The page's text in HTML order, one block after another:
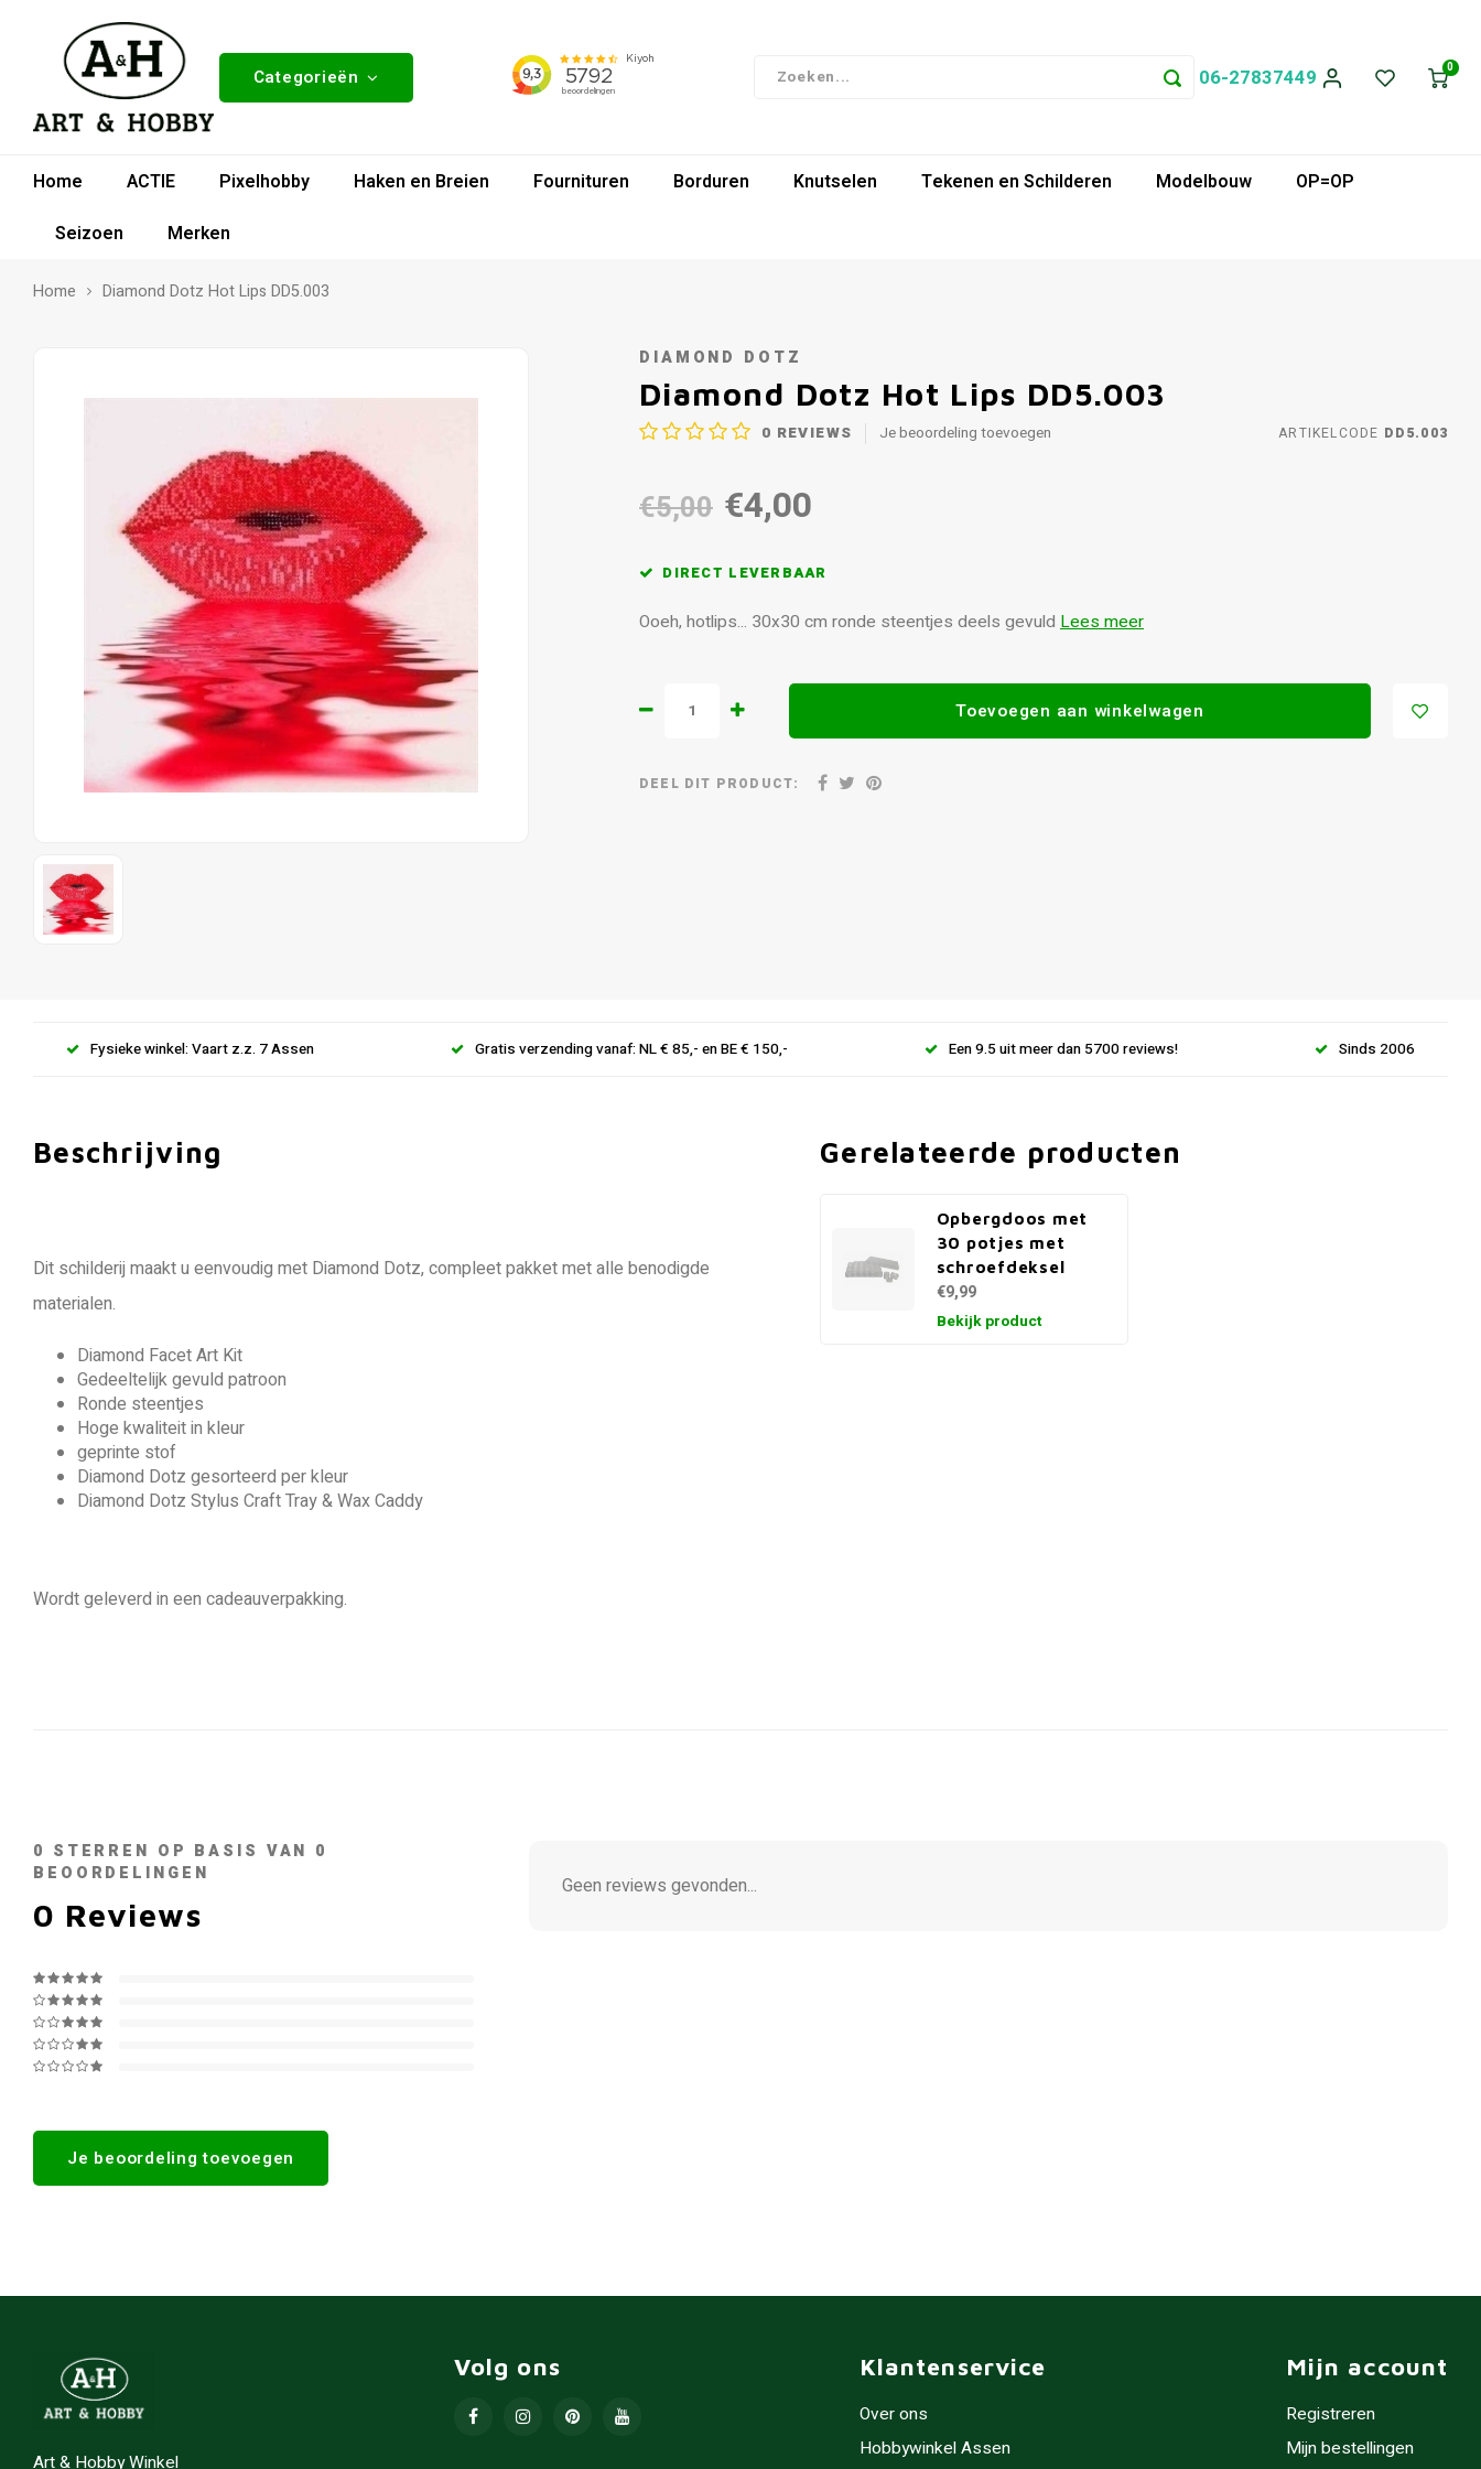
Categorieën 06-27837449 0
Home ACTIE Pixelhobby Haken en Breien Fournituren Borduren Knutselen Tekenen en Schilderen Modelbouw
OP=OP
Seizoen
Merken
Home Diamond Dotz Hot Lips DD5.003
DIAMOND DOTZ
Diamond Dotz Hot Lips DD5.003
0 REVIEWS Je beoordeling toevoegen ARTIKELCODE DD5.003
€5,00 €4,00
DIRECT LEVERBAAR
Ooeh, hotlips... 30x30 cm ronde steentjes deels gevuld Lees meer
Toevoegen aan winkelwagen
DEEL DIT PRODUCT:
Fysieke winkel: Vaart z.z. 7 Assen Gratis verzending vanaf: NL € 85,- en BE € 150,- Een 9.5 uit meer dan 5700 reviews! Sinds 2006
Beschrijving
Dit schilderij maakt u eenvoudig met Diamond Dotz, compleet pakket met alle benodigde
materialen.
Diamond Facet Art Kit
Gedeeltelijk gevuld patroon
Ronde steentjes
Hoge kwaliteit in kleur
geprinte stof
Diamond Dotz gesorteerd per kleur
Diamond Dotz Stylus Craft Tray & Wax Caddy
Wordt geleverd in een cadeauverpakking.
Gerelateerde producten
Opbergdoos met
30 potjes met
schroefdeksel
€9,99
Bekijk product
0 STERREN OP BASIS VAN 0
BEOORDELINGEN
0 Reviews
Je beoordeling toevoegen
Geen reviews gevonden...
Art & Hobby Winkel
Volg ons Klantenservice
Over ons
Hobbywinkel Assen
Mijn account
Registreren
Mijn bestellingen